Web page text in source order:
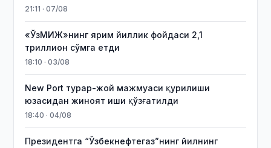
21:11 · 07/08
«ЎзМИЖ»нинг ярим йиллик фойдаси 2,1
триллион сўмга етди
18:10 · 03/08
New Port турар-жой мажмуаси қурилиши
юзасидан жиноят иши қўзғатилди
18:40 · 04/08
Президентга “Ўзбекнефтегаз”нинг йилнинг